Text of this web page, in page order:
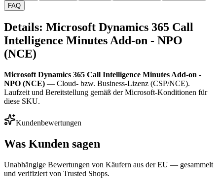
FAQ
Details: Microsoft Dynamics 365 Call
Intelligence Minutes Add-on - NPO
(NCE)
Microsoft Dynamics 365 Call Intelligence Minutes Add-on -
NPO (NCE) — Cloud- bzw. Business-Lizenz (CSP/NCE).
Laufzeit und Bereitstellung gemäß der Microsoft-Konditionen für
diese SKU.
Kundenbewertungen
Was Kunden sagen
Unabhängige Bewertungen von Käufern aus der EU — gesammelt
und verifiziert von Trusted Shops.